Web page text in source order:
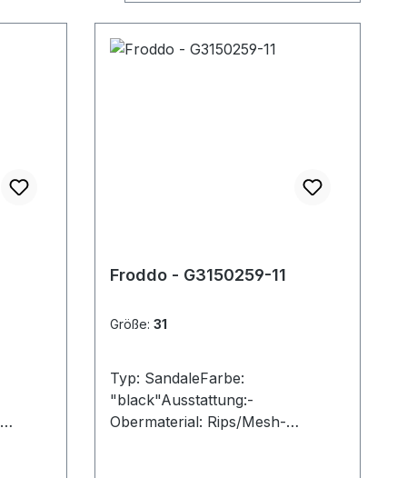
Froddo - G3150259-11
Größe: 31
Typ: SandaleFarbe:
"black"Ausstattung:-
Obermaterial: Rips/Mesh-